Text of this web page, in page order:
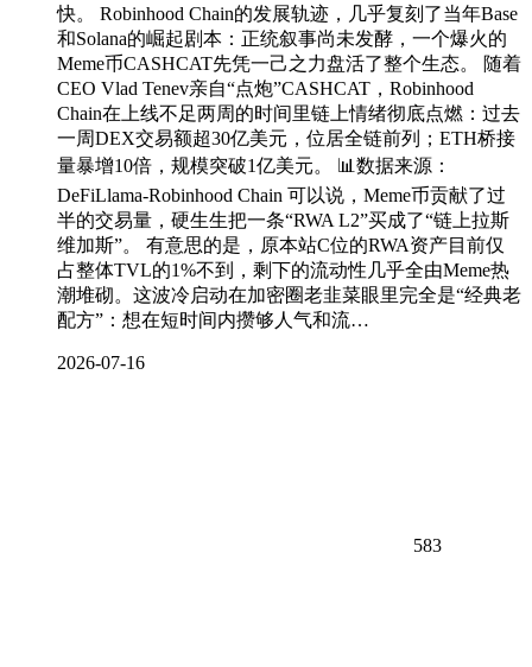
快。 Robinhood Chain的发展轨迹，几乎复刻了当年Base
和Solana的崛起剧本：正统叙事尚未发酵，一个爆火的
Meme币CASHCAT先凭一己之力盘活了整个生态。 随着
CEO Vlad Tenev亲自“点炮”CASHCAT，Robinhood
Chain在上线不足两周的时间里链上情绪彻底点燃：过去
一周DEX交易额超30亿美元，位居全链前列；ETH桥接
量暴增10倍，规模突破1亿美元。 📊数据来源：
DeFiLlama-Robinhood Chain 可以说，Meme币贡献了过
半的交易量，硬生生把一条“RWA L2”买成了“链上拉斯
维加斯”。 有意思的是，原本站C位的RWA资产目前仅
占整体TVL的1%不到，剩下的流动性几乎全由Meme热
潮堆砌。这波冷启动在加密圈老韭菜眼里完全是“经典老
配方”：想在短时间内攒够人气和流…
2026-07-16
583